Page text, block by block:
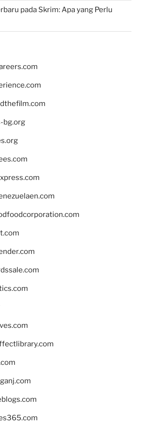
pada Skrim: Apa yang Perlu
bg.org